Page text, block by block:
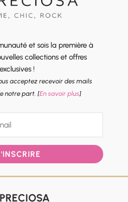
et sois la première à
collections et offres
exclusives !
acceptez recevoir des mails
notre part. [En savoir plus]